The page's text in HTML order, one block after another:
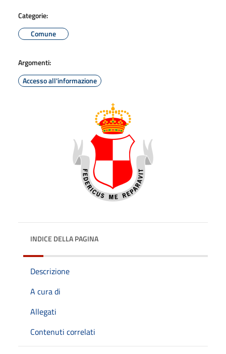
Categorie:
Comune
Argomenti:
Accesso all'informazione
INDICE DELLA PAGINA
Descrizione
A cura di
Allegati
Contenuti correlati